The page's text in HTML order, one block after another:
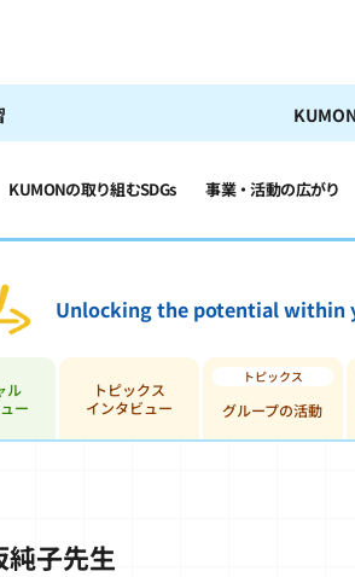
KUMONの取り組むSDGs 事業・活動の広がり
Unlocking the potential within
ル
ー
トピックス
インタビュー
グループの活動
子先生